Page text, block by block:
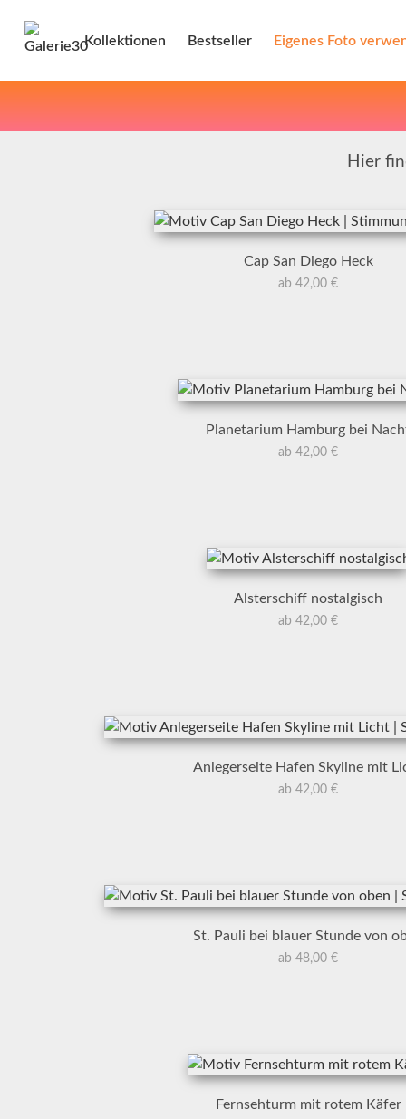
Kollektionen Bestseller Eigenes Foto
Hier
Cap San Diego Heck
ab 42,00 €
Planetarium Hamburg bei
ab 42,00 €
Alsterschiff nostalgisch
ab 42,00 €
Anlegerseite Hafen Skyline mit
ab 42,00 €
St. Pauli bei blauer Stunde von
ab 48,00 €
Fernsehturm mit rotem Käfer